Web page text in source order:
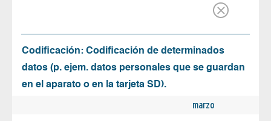
Codificación: Codificación de determinados
datos (p. ejem. datos personales que se guardan
en el aparato o en la tarjeta SD).
marzo